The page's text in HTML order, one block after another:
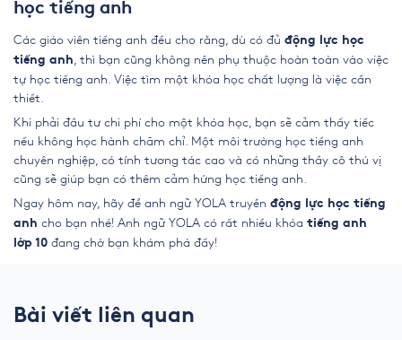
học tiếng anh
Các giáo viên tiếng anh đều cho rằng, dù có đủ động lực học
tiếng anh , thì bạn cũng không nên phụ thuộc hoàn toàn vào việc
tự học tiếng anh. Việc tìm một khóa học chất lượng là việc cần
thiết.
Khi phải đầu tư chi phí cho một khóa học, bạn sẽ cảm thấy tiếc
nếu không học hành chăm chỉ. Một môi trường học tiếng anh
chuyên nghiệp, có tính tương tác cao và có những thầy cô thú vị
cũng sẽ giúp bạn có thêm cảm hứng học tiếng anh.
Ngay hôm nay, hãy để anh ngữ YOLA truyền động lực học tiếng
anh cho bạn nhé! Anh ngữ YOLA có rất nhiều khóa tiếng anh
lớp 10 đang chờ bạn khám phá đấy!
Bài viết liên quan